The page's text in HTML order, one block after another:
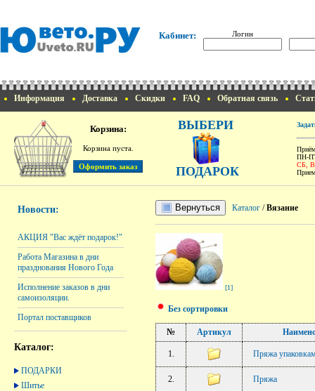
Кабинет: Логин
Информация Доставка Скидки FAQ Обратная связь
Корзина:
Корзина пуста.
ВЫБЕРИ
ПОДАРОК
ПН-
СБ,
Новости:
АКЦИЯ "Вас ждёт подарок!"
Работа Магазина в дни
празднования Нового Года
Исполнение заказов в дни
самоизоляции.
Портал поставщиков
Каталог:
ПОДАРКИ
Шитье
Вернуться Каталог /Вязание
[1]
Без сортировки
№ Артикул
1. Пряжа
2. Пряжа